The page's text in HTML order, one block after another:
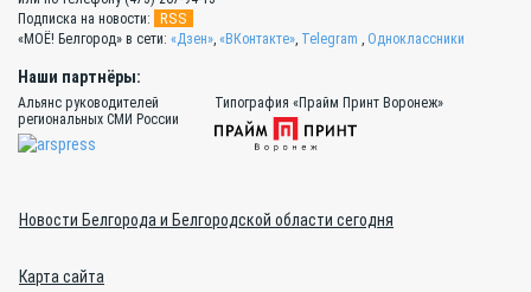
Подписка на новости:
RSS
«МОЁ! Белгород» в сети: «Дзен», «ВКонтакте», Telegram , Одноклассники
Наши партнёры:
Альянс руководителей
региональных СМИ России
Типография «Прайм Принт Воронеж»
Новости Белгорода и Белгородской области сегодня
Карта сайта